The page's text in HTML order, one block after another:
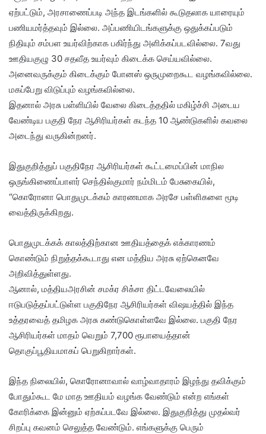
ஏற்பட்டும், அரசாணைப்படி அந்த இடங்களில் கூடுதலாக யாரையும்
பணியமர்த்தவும் இல்லை. அப்பணியிடங்களுக்கு ஒதுக்கப்படும்
நிதியும் சம்பள உயர்விற்காக பகிர்ந்து அளிக்கப்படவில்லை. 7வது
ஊதியகுழு 30 சதவீத உயர்வும் கிடைக்க செய்யவில்லை.
அனைவருக்கும் கிடைக்கும் போனஸ் ஒருமுறைகூட வழங்கவில்லை.
மகப்பேறு விடுப்பும் வழங்கவில்லை.
இதனால் அரசு பள்ளியில் வேலை கிடைத்ததில் மகிழ்ச்சி அடைய
வேண்டிய பகுதி நேர ஆசிரியர்கள் கடந்த 10 ஆண்டுகளில் கவலை
அடைந்து வருகின்றனர்.
இதுகுறித்துப் பகுதிநேர ஆசிரியர்கள் கூட்டமைப்பின் மாநில
ஒருங்கிணைப்பாளர் செந்தில்குமார் நம்மிடம் பேசுகையில்,
“கொரோனா பொதுமுடக்கம் காரணமாக அரசே பள்ளிகளை மூடி
வைத்திருக்கிறது.
பொதுமுடக்கக் காலத்திற்கான ஊதியத்தைக் எக்காரணம்
கொண்டும் நிறுத்தக்கூடாது என மத்திய அரசு ஏற்கெனவே
அறிவித்துள்ளது.
ஆனால், மத்தியஅரசின் சமக்ர சிக்சா திட்டவேலையில்
ஈடுபடுத்தப்பட்டுள்ள பகுதிநேர ஆசிரியர்கள் விஷயத்தில் இந்த
உத்தரவைத் தமிழக அரசு கண்டுகொள்ளவே இல்லை. பகுதி நேர
ஆசிரியர்கள் மாதம் வெறும் 7,700 ரூபாயைத்தான்
தொகுப்பூதியமாகப் பெறுகிறார்கள்.
இந்த நிலையில், கொரோனாவால் வாழ்வாதாரம் இழந்து தவிக்கும்
போதும்கூட மே மாத ஊதியம் வழங்க வேண்டும் என்ற எங்கள்
கோரிக்கை இன்னும் ஏற்கப்படவே இல்லை. இதுகுறித்து முதல்வர்
சிறப்பு கவனம் செலுத்த வேண்டும். எங்களுக்கு பெரும்